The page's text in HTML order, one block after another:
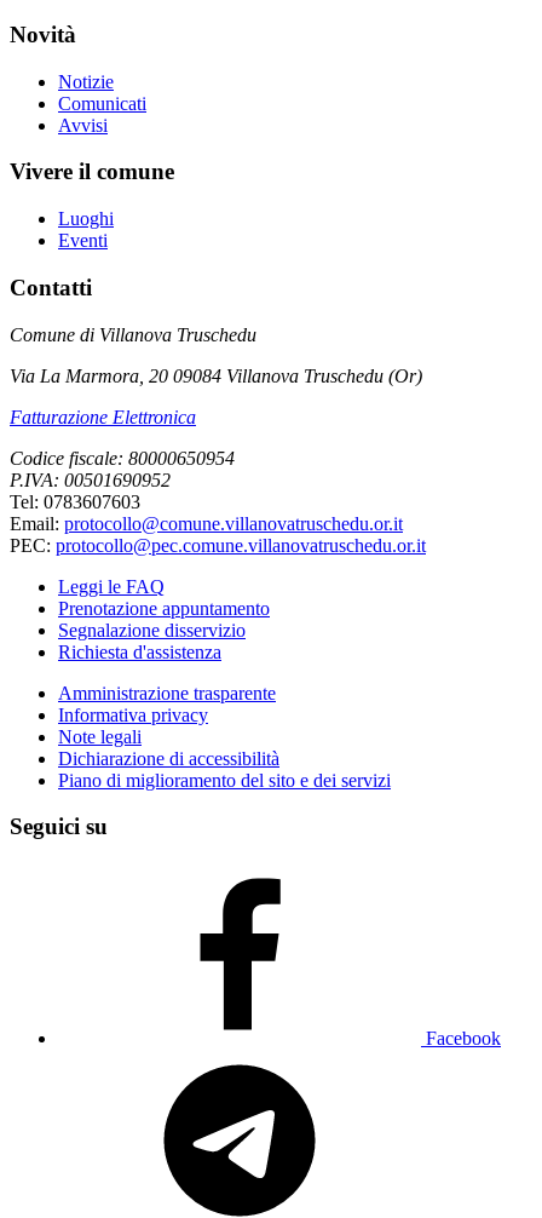
Novità
Notizie
Comunicati
Avvisi
Vivere il comune
Luoghi
Eventi
Contatti
Comune di Villanova Truschedu
Via La Marmora, 20 09084 Villanova Truschedu (Or)
Fatturazione Elettronica
Codice fiscale: 80000650954
P.IVA: 00501690952
Tel: 0783607603
Email: protocollo@comune.villanovatruschedu.or.it
PEC: protocollo@pec.comune.villanovatruschedu.or.it
Leggi le FAQ
Prenotazione appuntamento
Segnalazione disservizio
Richiesta d'assistenza
Amministrazione trasparente
Informativa privacy
Note legali
Dichiarazione di accessibilità
Piano di miglioramento del sito e dei servizi
Seguici su
Facebook